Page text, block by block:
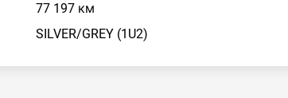
77 197 км
SILVER/GREY (1U2)